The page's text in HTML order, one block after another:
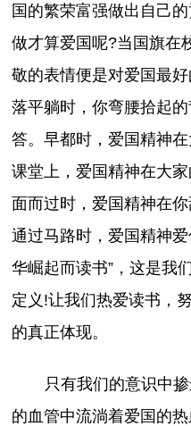
国的繁荣富强做出自己
做才算爱国呢?当国旗在
敬的表情便是对爱国最
落平躺时，你弯腰拾起
答。早都时，爱国精神
课堂上，爱国精神在大
面而过时，爱国精神在
通过马路时，爱国精神
华崛起而读书”，这是我
定义!让我们热爱读书，
的真正体现。
只有我们的意识中
的血管中流淌着爱国的